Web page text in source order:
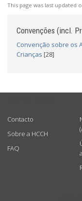
This page was last updated
Convenções (incl.
Convenção sobre os
Crianças [28]
Contacto
Sobre a HCCH
FAQ